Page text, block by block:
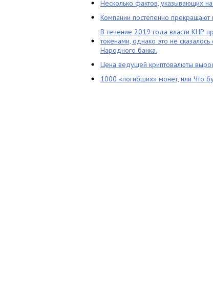
Несколько фактов, указывающих
Компании постепенно
В течение 2019 года власти КНР
токенами, однако это не
Народного банка.
Цена ведущей криптовалюты
1000 «погибших» монет, или Что